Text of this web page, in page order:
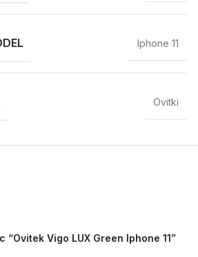
Iphone 11
Ovitki
Vigo LUX Green Iphone 11”